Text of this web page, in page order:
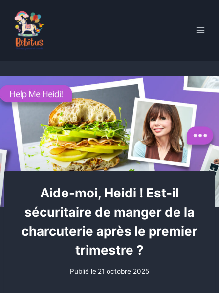
content
Aide-moi, Heidi ! Est-il
sécuritaire de manger de la
charcuterie après le premier
trimestre ?
Publié le 21 octobre 2025